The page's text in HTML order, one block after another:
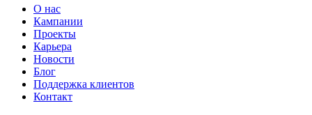
О нас
Кампании
Проекты
Карьера
Новости
Блог
Поддержка клиентов
Контакт